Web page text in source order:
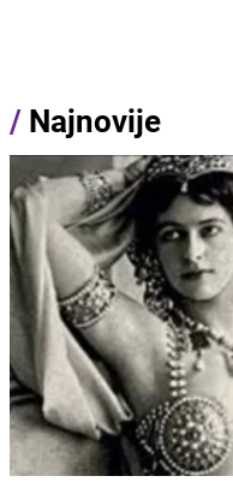
/ Najnovije